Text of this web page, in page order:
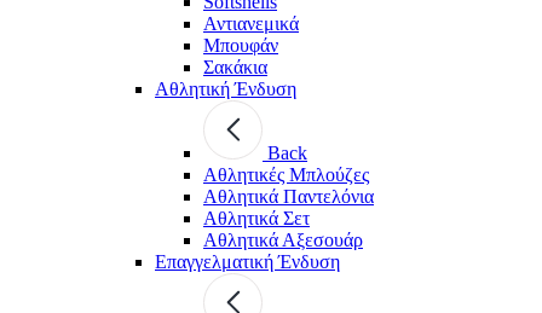
Αντιανεμικά
Μπουφάν
Σακάκια
Αθλητική Ένδυση
Back
Aθλητικές Μπλούζες
Αθλητικά Παντελόνια
Αθλητικά Σετ
Αθλητικά Αξεσουάρ
Επαγγελματική Ένδυση